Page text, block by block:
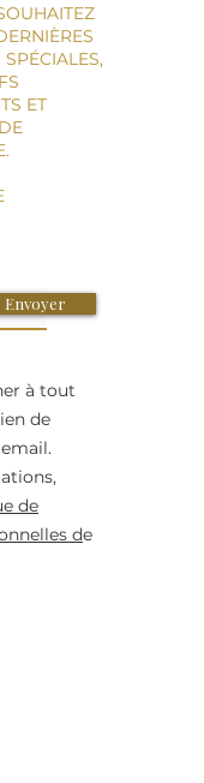
ET
Envoyer
à tout
de
de
de